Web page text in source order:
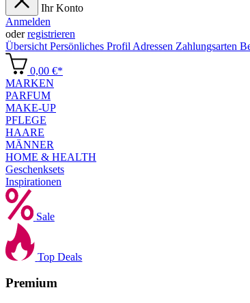
Ihr Konto
Anmelden
oderregistrieren
Übersicht Persönliches Profil Adressen Zahlungsarten
0,00 €*
MARKEN
PARFUM
MAKE-UP
PFLEGE
HAARE
MÄNNER
HOME & HEALTH
Geschenksets
Inspirationen
Sale
Top Deals
Premium